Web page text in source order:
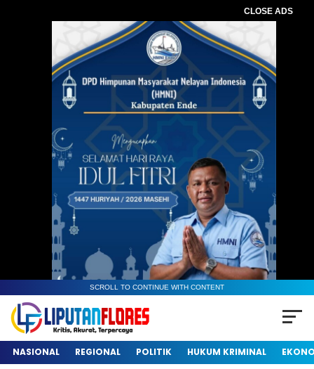
CLOSE ADS
SCROLL TO CONTINUE WITH CONTENT
NASIONAL REGIONAL POLITIK HUKUM KRIMINAL